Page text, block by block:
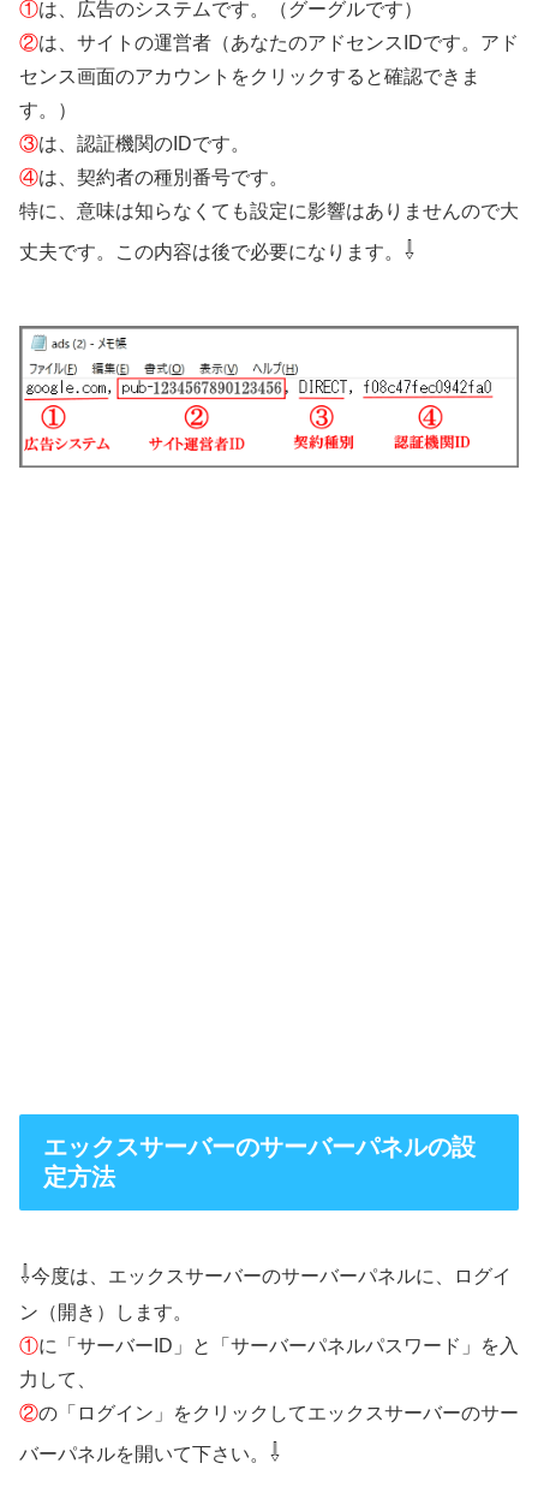
①は、広告のシステムです。（グーグルです）
②は、サイトの運営者（あなたのアドセンスIDです。アド
センス画面のアカウントをクリックすると確認できま
す。）
③は、認証機関のIDです。
④は、契約者の種別番号です。
特に、意味は知らなくても設定に影響はありませんので大
丈夫です。この内容は後で必要になります。 ⇩
エックスサーバーのサーバーパネルの設
定方法
⇩今度は、エックスサーバーのサーバーパネルに、ログイ
ン（開き）します。
①に「サーバーID」と「サーバーパネルパスワード」を入
力して、
②の「ログイン」をクリックしてエックスサーバーのサー
バーパネルを開いて下さい。 ⇩